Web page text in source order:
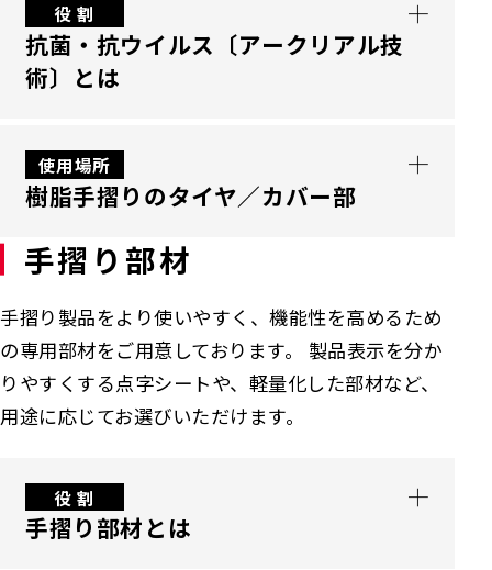
役 割
抗菌・抗ウイルス〔アークリアル技
術〕とは
抗菌・抗ウイルス〈アークリアル技術〉は、銀
イオンを主成分とした安全性の高い無機系材
る技術です。 一般的な銀系素材に比べて変色
ウイルスのエンベロープやカプシドに吸着し、
構成タンパク質を変質させることで、ウイルス
を減少させ、細菌の増殖も抑制します。 素材
に練り込むことで、摩耗しない限り効果が持続
を備えています（各種安全性試験クリア済）。
現在は主に手摺りに採用されており、医療・福
使用場所
樹脂手摺りのタイヤ／カバー部
抗菌・抗ウイルス〔アークリアル技術〕を使用
した手摺りは、医療施設、福祉施設、学校、
商業施設など、さまざま場所において衛生環境
の向上とメンテナンス効率化を目的に導入さ
れています。
手摺り部材
手摺り製品をより使いやすく、機能性を高めるため
の専用部材をご用意しております。 製品表示を分か
りやすくする点字シートや、軽量化した部材など、
用途に応じてお選びいただけます。
役 割
手摺り部材とは